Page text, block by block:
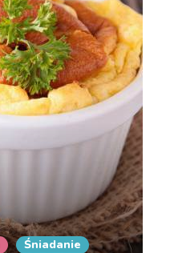
Śniadanie